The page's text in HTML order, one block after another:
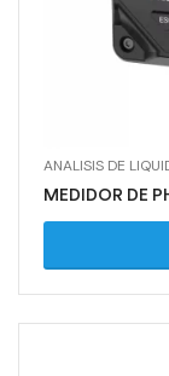
ANALISIS DE
MEDIDOR DE